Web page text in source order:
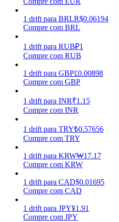
Ganhe recompensas
Estacamento
1 drift para BRLR$0.06194
Compre com BRL
1 drift para RUB₽1
Compre com RUB
1 drift para GBP£0.00898
Compre com GBP
1 drift para INR₹1.15
Compre com INR
1 drift para TRY₺0.57656
Compre com TRY
1 drift para KRW₩17.17
Compre com KRW
1 drift para CAD$0.01695
Compre com CAD
1 drift para JPY¥1.91
Compre com JPY